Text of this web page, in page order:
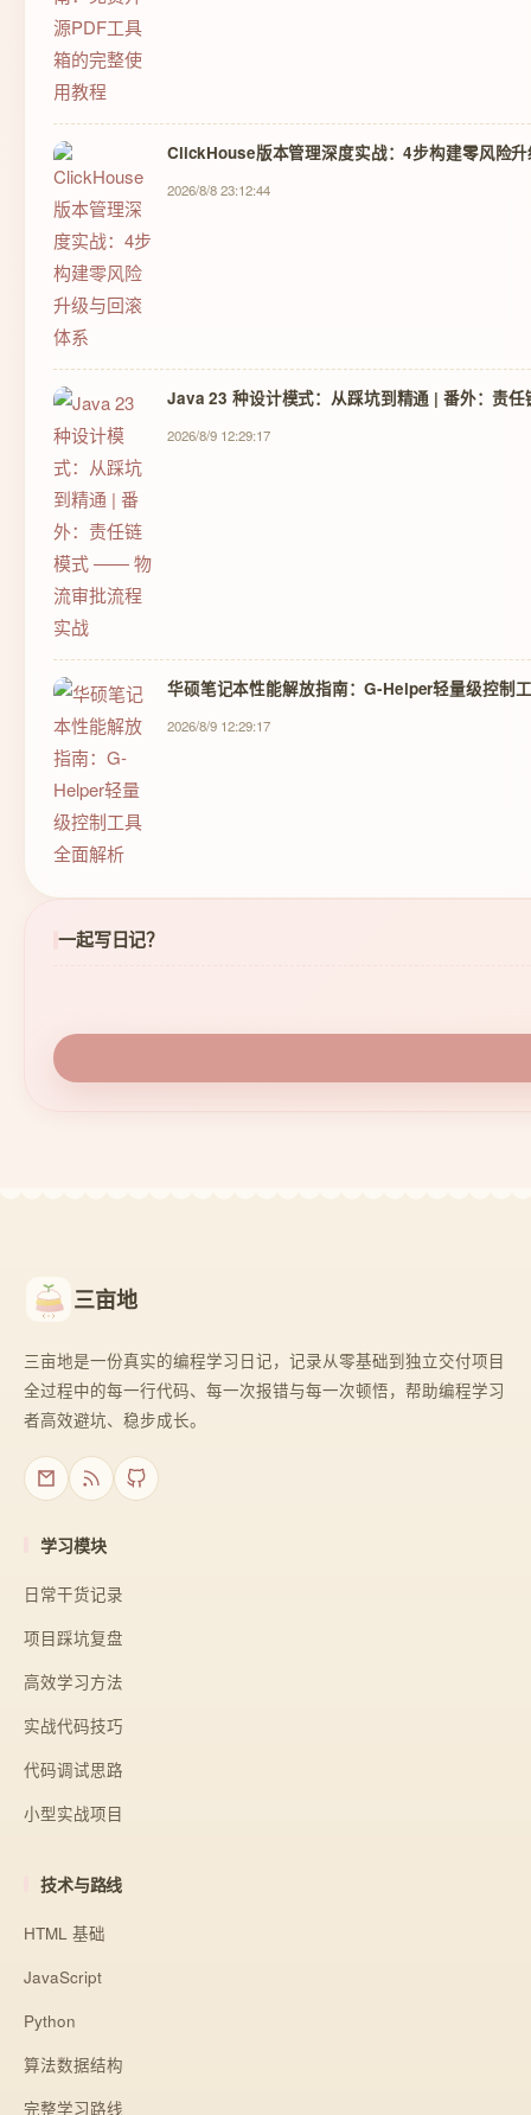
ClickHouse版本管理深度实战：4步构建零风险
2026/8/8 23:12:44
Java 23 种设计模式：从踩坑到精通 | 番外：责
2026/8/9 12:29:17
华硕笔记本性能解放指南：G-Helper轻量级控制
2026/8/9 12:29:17
一起写日记？
三亩地
三亩地是一份真实的编程学习日记，记录从零基础到独立交付项目
全过程中的每一行代码、每一次报错与每一次顿悟，帮助编程学习
者高效避坑、稳步成长。
学习模块
日常干货记录
项目踩坑复盘
高效学习方法
实战代码技巧
代码调试思路
小型实战项目
技术与路线
HTML 基础
JavaScript
Python
算法数据结构
完整学习路线